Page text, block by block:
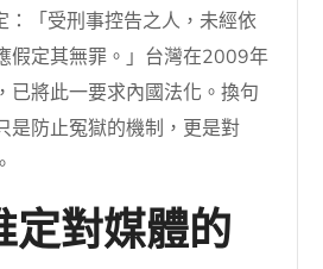
「受刑事控告之人，未經依
假定其無罪。」台灣在2009年
已將此一要求內國法化。換句
是防止冤獄的機制，更是對
對媒體的